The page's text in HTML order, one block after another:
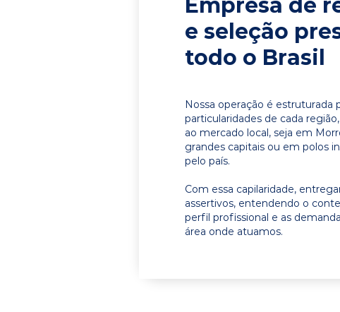
Empresa de
e seleção
todo o Brasil
Nossa operação é estruturada
particularidades de cada
ao mercado local, seja em
grandes capitais ou em polos
pelo país.
Com essa capilaridade,
assertivos, entendendo o
perfil profissional e as
área onde atuamos.